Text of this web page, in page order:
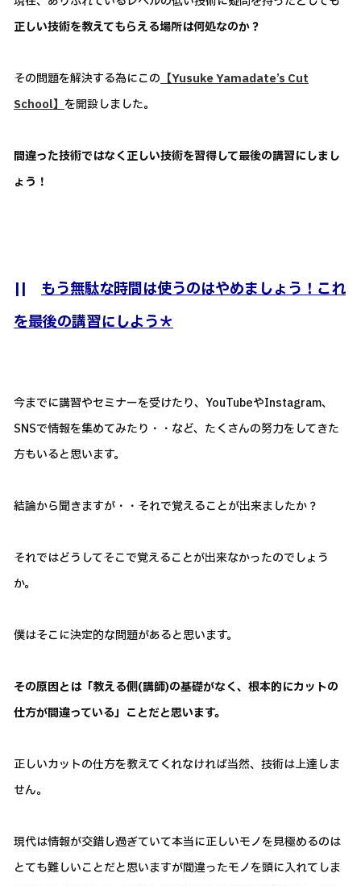
正しい技術を教えてもらえる場所は何処なのか？
その問題を解決する為にこの 【Yusuke Yamadate’s Cut
School】 を開設しました。
間違った技術ではなく正しい技術を習得して最後の講習にしまし
ょう！
|| もう無駄な時間は使うのはやめましょう！これ
を最後の講習にしよう＊
今までに講習やセミナーを受けたり、YouTubeやInstagram、
SNSで情報を集めてみたり・・など、たくさんの努力をしてきた
方もいると思います。
結論から聞きますが・・それで覚えることが出来ましたか？
それではどうしてそこで覚えることが出来なかったのでしょう
か。
僕はそこに決定的な問題があると思います。
その原因とは「教える側(講師)の基礎がなく、根本的にカットの
仕方が間違っている」ことだと思います。
正しいカットの仕方を教えてくれなければ当然、技術は上達しま
せん。
現代は情報が交錯し過ぎていて本当に正しいモノを見極めるのは
とても難しいことだと思いますが間違ったモノを頭に入れてしま